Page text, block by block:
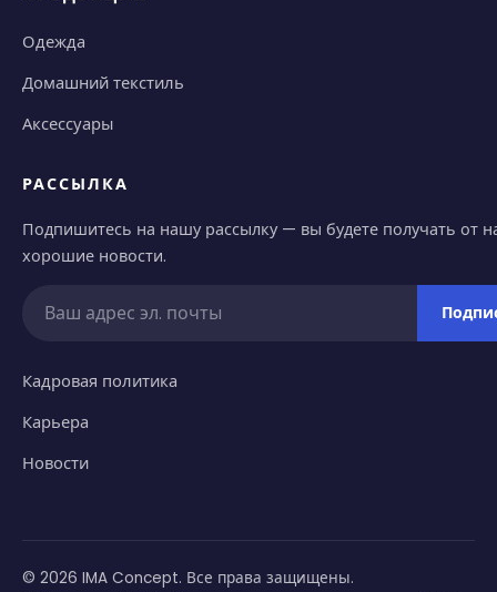
Одежда
Домашний текстиль
Аксессуары
РАССЫЛКА
Подпишитесь на нашу рассылку — вы будете получать от
хорошие новости.
Кадровая политика
Карьера
Новости
© 2026 IMA Concept. Все права защищены.